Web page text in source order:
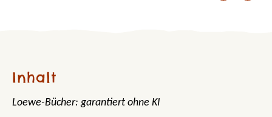
Inhalt
Loewe-Bücher: garantiert ohne KI